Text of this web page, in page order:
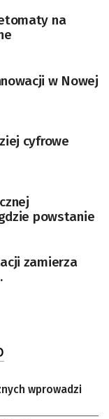
na
w Nowej
cyfrowe
powstanie
zamierza
wprowadzi